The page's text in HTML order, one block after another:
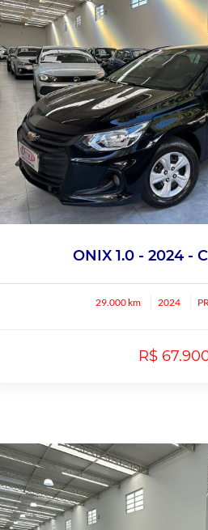
ONIX 1.0 - 2024 -
29.000 km 2024
R$